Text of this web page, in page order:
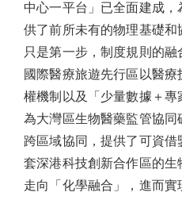
中心一平台」已全面建成
供了前所未有的物理基礎
只是第一步，制度規則的
國際醫療旅遊先行區以醫
權機制以及「少量數據＋專
為大灣區生物醫藥監管協
跨區域協同，提供了可資
套深港科技創新合作區的生
走向「化學融合」，進而